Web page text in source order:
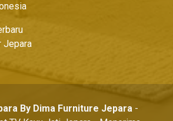
Jepara
By Dima Furniture Jepara-